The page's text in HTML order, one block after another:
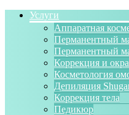
Услуги
Аппаратная
Перманентный
Перманентный
Коррекция и
Косметология
Депиляция
Коррекция тела
Педикюр